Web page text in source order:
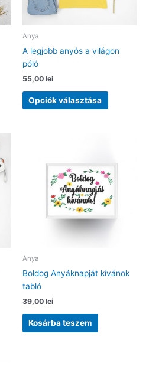
ki
Anya
A legjobb anyós a világon
póló
55,00 lei
Opciók választása
Ennek
a
A
változatok
a
Anya
Boldog Anyáknapját kívánok
tabló
39,00 lei
Kosárba teszem